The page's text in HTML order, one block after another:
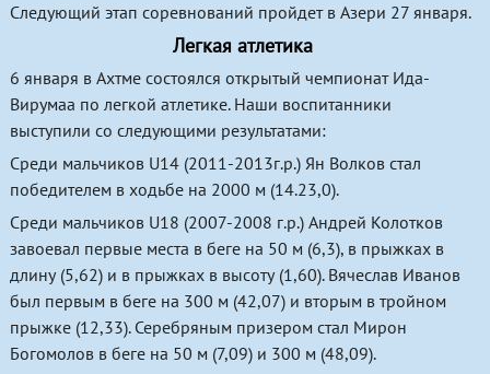
Следующий этап соревнований пройдет в Азери 27 января.
Легкая атлетика
6 января в Ахтме состоялся открытый чемпионат Ида-
Вирумаа по легкой атлетике. Наши воспитанники
выступили со следующими результатами:
Cреди мальчиков U14 (2011-2013г.р.) Ян Волков стал
победителем в ходьбе на 2000 м (14.23,0).
Среди мальчиков U18 (2007-2008 г.р.) Андрей Колотков
завоевал первые места в беге на 50 м (6,3), в прыжках в
длину (5,62) и в прыжках в высоту (1,60). Вячеслав Иванов
был первым в беге на 300 м (42,07) и вторым в тройном
прыжке (12,33). Серебряным призером стал Мирон
Богомолов в беге на 50 м (7,09) и 300 м (48,09).